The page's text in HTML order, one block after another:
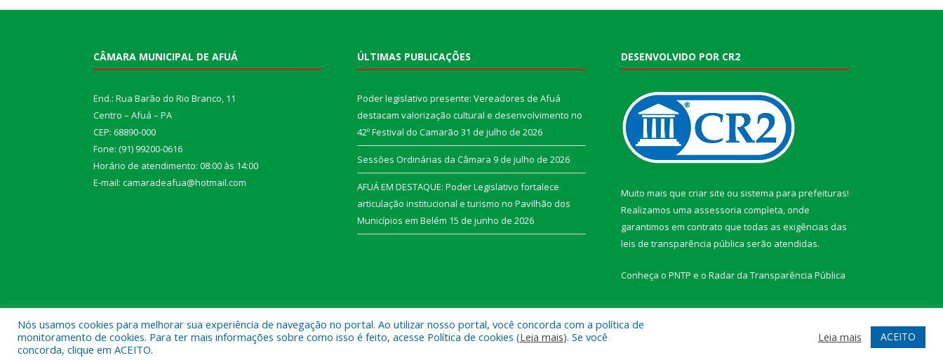
CÂMARA MUNICIPAL DE AFUÁ
End.: Rua Barão do Rio Branco, 11
Centro – Afuá – PA
CEP: 68890-000
Fone: (91) 99200-0616
Horário de atendimento: 08:00 às 14:00
E-mail: camaradeafua@hotmail.com
ÚLTIMAS PUBLICAÇÕES
Poder legislativo presente: Vereadores de Afuá
destacam valorização cultural e desenvolvimento no
42º Festival do Camarão 31 de julho de 2026
Sessões Ordinárias da Câmara 9 de julho de 2026
AFUÁ EM DESTAQUE: Poder Legislativo fortalece
articulação institucional e turismo no Pavilhão dos
Municípios em Belém 15 de junho de 2026
DESENVOLVIDO POR CR2
Muito mais que criar site ou sistema para prefeituras!
Realizamos uma assessoria completa, onde
garantimos em contrato que todas as exigências das
leis de transparência pública serão atendidas.
Conheça o PNTP e o Radar da Transparência Pública
Todos os direitos reservados a Câmara Municipal de Afuá.
Nós usamos cookies para melhorar sua experiência de navegação no portal. Ao utilizar nosso portal, você concorda com a política de
monitoramento de cookies. Para ter mais informações sobre como isso é feito, acesse Política de cookies (Leia mais). Se você
concorda, clique em ACEITO.
Leia mais ACEITO